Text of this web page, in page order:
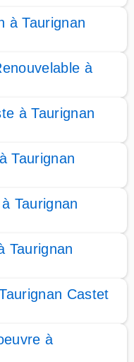
à Taurignan
à
à Taurignan
Taurignan
Taurignan
Taurignan
Castet
à